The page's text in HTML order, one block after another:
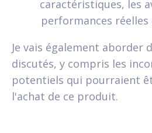
caractéristiques, les
performances réelles
Je vais également aborder
discutés, y compris les
potentiels qui pourraient
l'achat de ce produit.